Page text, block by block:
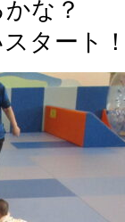
な？
タート